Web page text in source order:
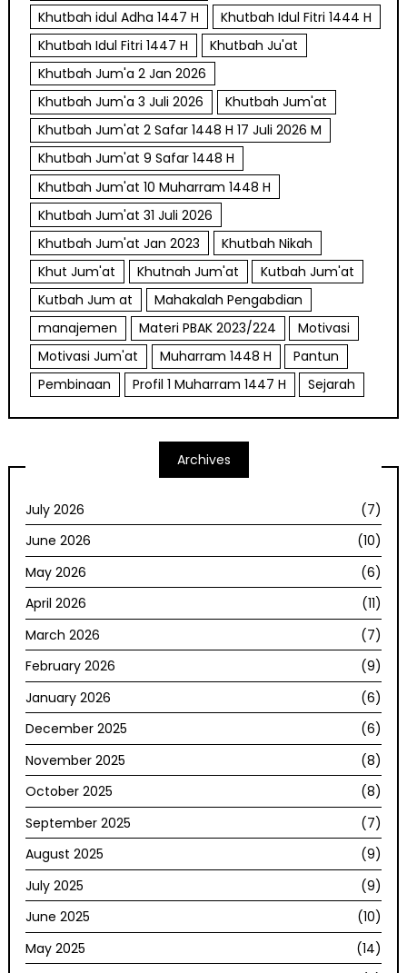
Khutbah idul Adha 1447 H
Khutbah Idul Fitri 1444 H
Khutbah Idul Fitri 1447 H
Khutbah Ju'at
Khutbah Jum'a 2 Jan 2026
Khutbah Jum'a 3 Juli 2026
Khutbah Jum'at
Khutbah Jum'at 2 Safar 1448 H 17 Juli 2026 M
Khutbah Jum'at 9 Safar 1448 H
Khutbah Jum'at 10 Muharram 1448 H
Khutbah Jum'at 31 Juli 2026
Khutbah Jum'at Jan 2023
Khutbah Nikah
Khut Jum'at
Khutnah Jum'at
Kutbah Jum'at
Kutbah Jum at
Mahakalah Pengabdian
manajemen
Materi PBAK 2023/224
Motivasi
Motivasi Jum'at
Muharram 1448 H
Pantun
Pembinaan
Profil 1 Muharram 1447 H Sejarah
Archives
July 2026
(7)
June 2026
(10)
May 2026
(6)
April 2026
(11)
March 2026
(7)
February 2026
(9)
January 2026
(6)
December 2025
(6)
November 2025
(8)
October 2025
(8)
September 2025
(7)
August 2025
(9)
July 2025
(9)
June 2025
(10)
May 2025
(14)